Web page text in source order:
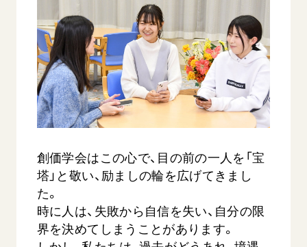
創価学会はこの心で、目の前の一人を「宝
塔」と敬い、励ましの輪を広げてきまし
た。
時に人は、失敗から自信を失い、自分の限
界を決めてしまうことがあります。